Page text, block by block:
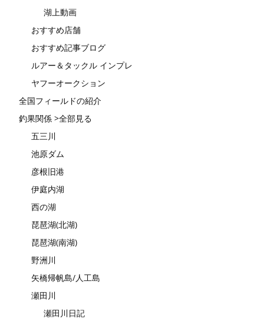
湖上動画
おすすめ店舗
おすすめ記事ブログ
ルアー＆タックル インプレ
ヤフーオークション
全国フィールドの紹介
釣果関係 >全部見る
五三川
池原ダム
彦根旧港
伊庭内湖
西の湖
琵琶湖(北湖)
琵琶湖(南湖)
野洲川
矢橋帰帆島/人工島
瀬田川
瀬田川日記